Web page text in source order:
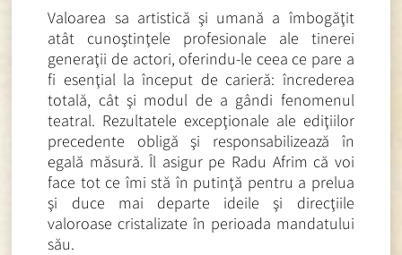
Valoarea sa artistică şi umană a îmbogăţit
atât cunoştinţele profesionale ale tinerei
generaţii de actori, oferindu-le ceea ce pare a
fi esenţial la început de carieră: încrederea
totală, cât şi modul de a gândi fenomenul
teatral. Rezultatele excepţionale ale ediţiilor
precedente obligă şi responsabilizează în
egală măsură. Îl asigur pe Radu Afrim că voi
face tot ce îmi stă în putinţă pentru a prelua
şi duce mai departe ideile şi direcţiile
valoroase cristalizate în perioada mandatului
său.